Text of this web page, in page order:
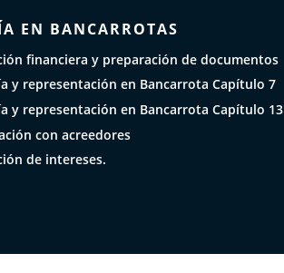
EN BANCARROTAS
financiera y preparación de documentos
y representación en Bancarrota Capítulo 7
y representación en Bancarrota Capítulo 13
con acreedores
de intereses.